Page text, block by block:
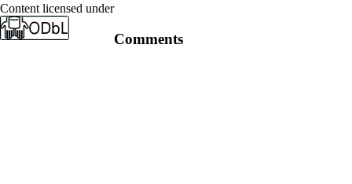
Content licensed under
Comments